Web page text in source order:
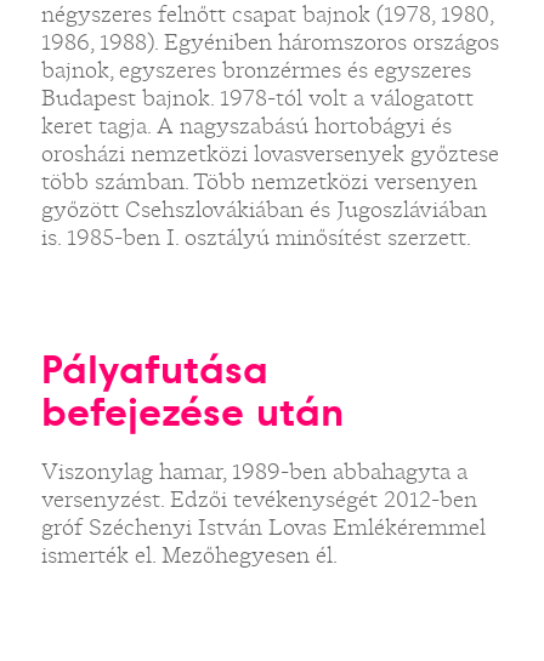
négyszeres felnőtt csapat bajnok (1978, 1980,
1986, 1988). Egyéniben háromszoros országos
bajnok, egyszeres bronzérmes és egyszeres
Budapest bajnok. 1978-tól volt a válogatott
keret tagja. A nagyszabású hortobágyi és
orosházi nemzetközi lovasversenyek győztese
több számban. Több nemzetközi versenyen
győzött Csehszlovákiában és Jugoszláviában
is. 1985-ben I. osztályú minősítést szerzett.
Pályafutása
befejezése után
Viszonylag hamar, 1989-ben abbahagyta a
versenyzést. Edzői tevékenységét 2012-ben
gróf Széchenyi István Lovas Emlékéremmel
ismerték el. Mezőhegyesen él.